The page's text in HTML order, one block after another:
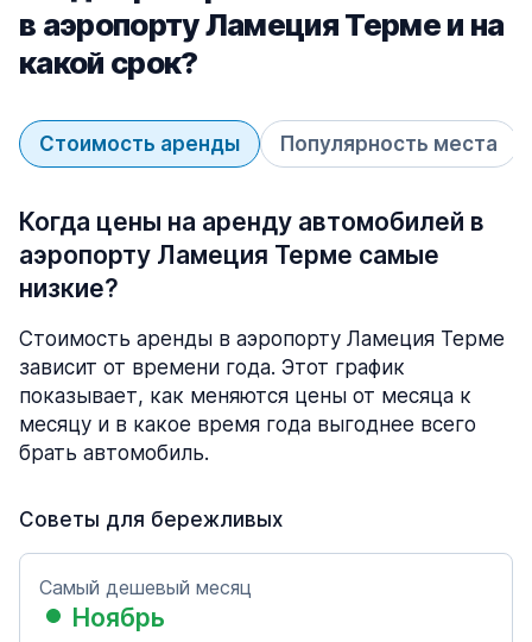
в аэропорту Ламеция Терме и на
какой срок?
Стоимость аренды Популярность места
Когда цены на аренду автомобилей в
аэропорту Ламеция Терме самые
низкие?
Стоимость аренды в аэропорту Ламеция Терме
зависит от времени года. Этот график
показывает, как меняются цены от месяца к
месяцу и в какое время года выгоднее всего
брать автомобиль.
Советы для бережливых
Самый дешевый месяц
Ноябрь